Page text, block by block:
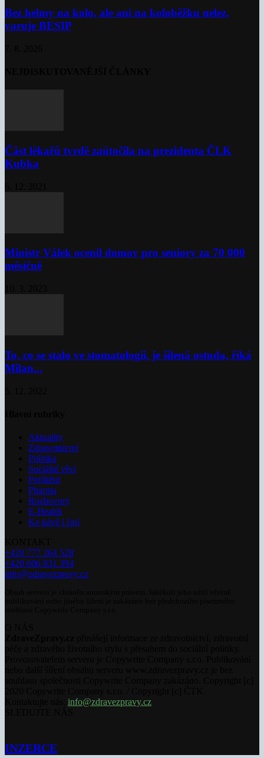
Bez helmy na kolo, ale ani na koloběžku nelez,
varuje BESIP
Část lékařů tvrdě zaútočila na prezidenta ČLK
Kubka
Ministr Válek ocenil domov pro seniory za 70 000
měsíčně
To, co se stalo ve stomatologii, je šílená ostuda, říká
Milan...
Aktuality
Zdravotnictví
Politika
Sociální věci
Pojištění
Pharma
Rozhovory
E-Health
Ke kávě i čaji
+420 777 264 528
+420 606 831 394
info@zdravezpravy.cz
info@zdravezpravy.cz
INZERCE